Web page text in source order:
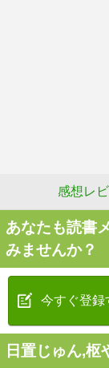
感想レ
あなたも読書
みませんか？
今すぐ登録
日置じゅん,枢